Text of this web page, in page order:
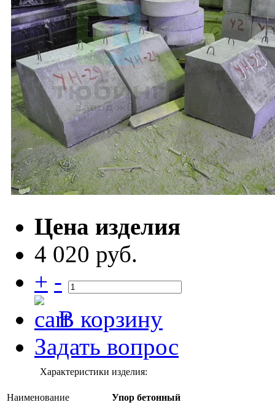
Цена изделия
4 020 руб.
+ -
В корзину
Задать вопрос
Характеристики изделия:
Наименование Упор бетонный